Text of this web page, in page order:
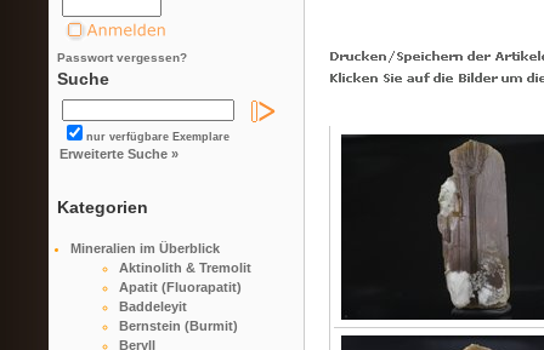
Passwort vergessen?
Suche
nur verfügbare Exemplare
Erweiterte Suche »
Kategorien
Mineralien im Überblick
Aktinolith & Tremolit
Apatit (Fluorapatit)
Baddeleyit
Bernstein (Burmit)
Beryll